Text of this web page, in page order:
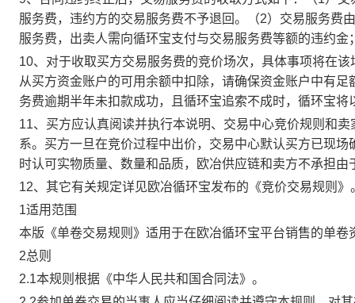
服务费，违约方的交易服务费不予退回。（2）交易服务费
服务费，出卖人需向循环宝支付与交易服务费等额的违约
10、对于收取买方交易服务费的竞价场次，具体事项将在
从买方资金账户的可用余额中扣除，请确保资金账户中有
务费逾期半年未扣款成功，且循环宝追索不成时，循环宝将
11、买方应认真阅读并执行本说明、交易中心竞价规则和
系。买方一旦在竞价过程中出价，交易中心默认买方已现
时认可实物质量、数量和品质，欧冶供应链和卖方不承担由
12、其它有关规定详见欧冶循环宝发布的《竞价交易规则》
1适用范围
本版《单卷交易规则》适用于在欧冶循环宝平台销售的单卷
2总则
2.1本规则根据《中华人民共和国合同法》。